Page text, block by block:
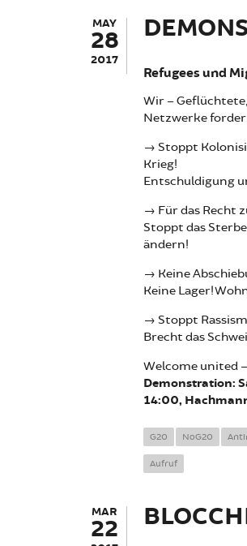
MAY
28
2017
Refugees und
Wir –
Netzwerke
→ Stoppt
Krieg!
Entschuldigung
→ Für das Recht
Stoppt das
ändern!
→ Keine
Keine Lager!
→ Stoppt
Brecht das
Welcome united
Demonstration:
14:00,
G20 NoG20
Aufruf
MAR
22